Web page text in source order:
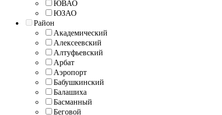
ЮВАО
ЮЗАО
Район
Академический
Алексеевский
Алтуфьевский
Арбат
Аэропорт
Бабушкинский
Балашиха
Басманный
Беговой